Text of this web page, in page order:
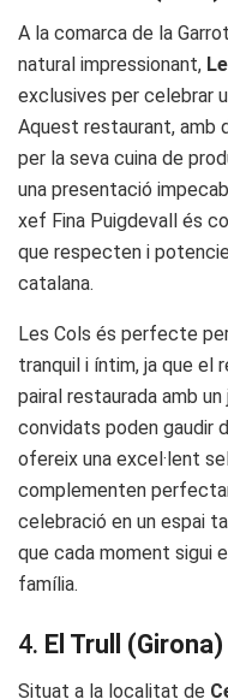
A la comarca de la
natural impressionant,
exclusives per celebrar
Aquest restaurant, amb
per la seva cuina de
una presentació
xef Fina Puigdevall és
que respecten i
catalana.
Les Cols és perfecte
tranquil i íntim, ja que el
pairal restaurada amb
convidats poden gaudir
ofereix una excel·lent
complementen
celebració en un espai
que cada moment sigui
família.
4. El Trull (Girona)
Situat a la localitat de